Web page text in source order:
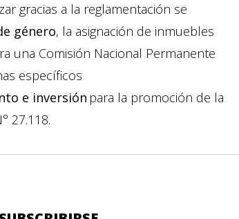
gracias a la reglamentación se
género, la asignación de inmuebles
una Comisión Nacional Permanente
específicos
e inversión para la promoción de la
27.118.